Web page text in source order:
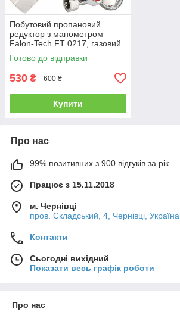
Побутовий пропановий
редуктор з манометром
Falon-Tech FT 0217, газовий
редуктор пропановий
побутовий
Готово до відправки
530 ₴ 600 ₴
Купити
Про нас
99% позитивних з 900 відгуків за рік
Працює з 15.11.2018
м. Чернівці
пров. Складський, 4, Чернівці, Україна
Контакти
Сьогодні вихідний
Показати весь графік роботи
Про нас